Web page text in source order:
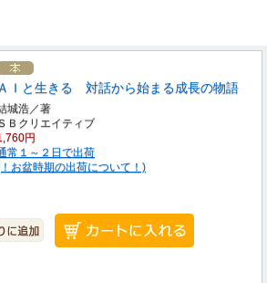
ＡＩと生きる 対話から始まる成長の物語
城浩／著
ＳＢクリエイティブ
円
常１～２日で出荷
お盆時期の出荷について！)